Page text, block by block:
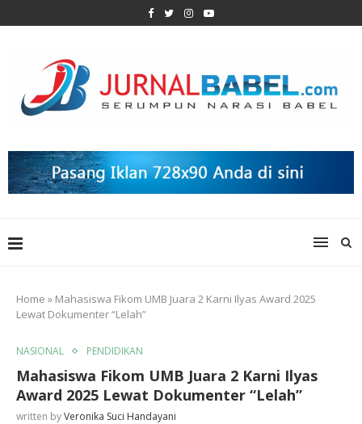
Home » Mahasiswa Fikom UMB Juara 2 Karni Ilyas Award 2025
Lewat Dokumenter “Lelah”
NASIONAL PENDIDIKAN
Mahasiswa Fikom UMB Juara 2 Karni Ilyas
Award 2025 Lewat Dokumenter “Lelah”
written byVeronika Suci Handayani